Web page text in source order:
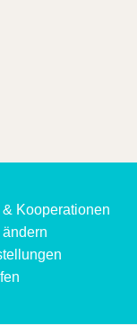
& Kooperationen